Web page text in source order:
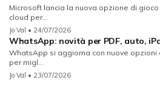
Microsoft lancia la nuova opzione di
cloud per...
Jo Val • 24/07/2026
WhatsApp: novità per PDF, auto,
WhatsApp si aggiorna con nuove opzioni
per migl...
Jo Val • 23/07/2026